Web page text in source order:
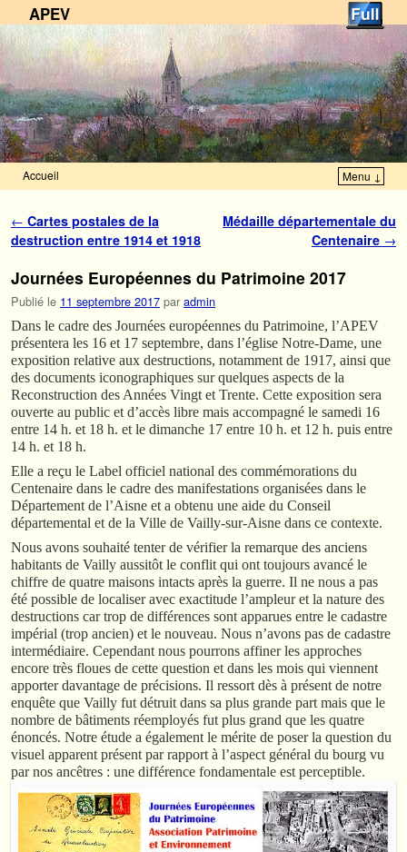
APEV
Accueil Menu ↓
Navigation des articles
← Cartes postales de la
destruction entre 1914 et 1918
Médaille départementale du
Centenaire →
Journées Européennes du Patrimoine 2017
Publié le 11 septembre 2017 par admin
Dans le cadre des Journées européennes du Patrimoine, l’APEV
présentera les 16 et 17 septembre, dans l’église Notre-Dame, une
exposition relative aux destructions, notamment de 1917, ainsi que
des documents iconographiques sur quelques aspects de la
Reconstruction des Années Vingt et Trente. Cette exposition sera
ouverte au public et d’accès libre mais accompagné le samedi 16
entre 14 h. et 18 h. et le dimanche 17 entre 10 h. et 12 h. puis entre
14 h. et 18 h.
Elle a reçu le Label officiel national des commémorations du
Centenaire dans le cadre des manifestations organisées dans le
Département de l’Aisne et a obtenu une aide du Conseil
départemental et de la Ville de Vailly-sur-Aisne dans ce contexte.
Nous avons souhaité tenter de vérifier la remarque des anciens
habitants de Vailly aussitôt le conflit qui ont toujours avancé le
chiffre de quatre maisons intacts après la guerre. Il ne nous a pas
été possible de localiser avec exactitude l’ampleur et la nature des
destructions car trop de différences sont apparues entre le cadastre
impérial (trop ancien) et le nouveau. Nous n’avons pas de cadastre
intermédiaire. Cependant nous pourrons affiner les approches
encore très floues de cette question et dans les mois qui viennent
apporter davantage de précisions. Il ressort dès à présent de notre
enquête que Vailly fut détruit dans sa plus grande part mais que le
nombre de bâtiments réemployés fut plus grand que les quatre
énoncés. Notre étude a également le mérite de poser la question du
visuel apparent présent par rapport à l’aspect général du bourg vu
par nos ancêtres : une différence fondamentale est perceptible.